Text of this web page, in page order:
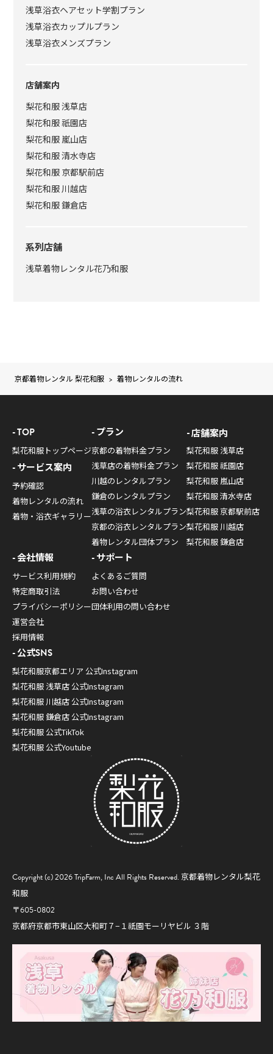
浅草浴衣ヘアセット学割プラン
浅草浴衣カップルプラン
浅草浴衣メンズプラン
店舗案内
梨花和服 浅草店
梨花和服 祇園店
梨花和服 嵐山店
梨花和服 清水寺店
梨花和服 京都駅前店
梨花和服 川越店
梨花和服 鎌倉店
系列店舗
浅草着物レンタル花乃和服
京都着物レンタル 梨花和服 > 着物レンタルの流れ
Copyright (c) 2026 TripFarm, Inc All Rights Reserved. 京都着物レンタル梨花
和服
〒605-0802
京都府京都市東山区大和町７−１祇園モーリヤビル ３階
TOP
梨花和服トップページ
サービス案内
予約確認
着物レンタルの流れ
着物・浴衣ギャラリー
プラン
京都の着物料金プラン
浅草店の着物料金プラン
川越のレンタルプラン
鎌倉のレンタルプラン
浅草の浴衣レンタルプラン
京都の浴衣レンタルプラン
着物レンタル団体プラン
店舗案内
梨花和服 浅草店
梨花和服 祇園店
梨花和服 嵐山店
梨花和服 清水寺店
梨花和服 京都駅前店
梨花和服 川越店
梨花和服 鎌倉店
会社情報
サービス利用規約
特定商取引法
プライバシーポリシー
運営会社
採用情報
サポート
よくあるご質問
お問い合わせ
団体利用の問い合わせ
公式SNS
梨花和服京都エリア 公式Instagram
梨花和服 浅草店 公式Instagram
梨花和服 川越店 公式Instagram
梨花和服 鎌倉店 公式Instagram
梨花和服 公式TikTok
梨花和服 公式Youtube